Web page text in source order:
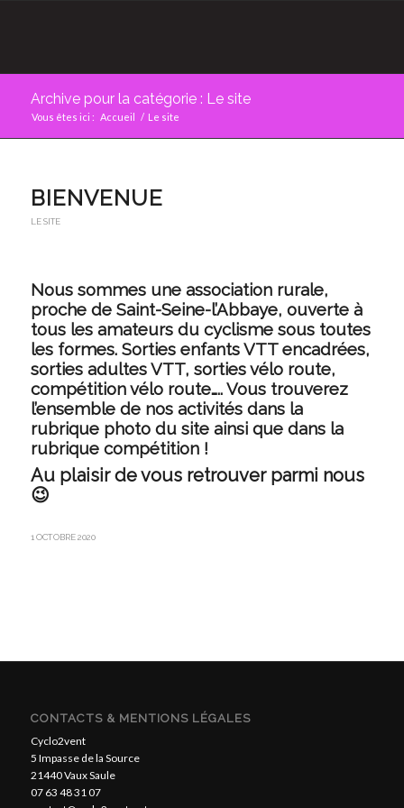
Archive pour la catégorie : Le site
Vous êtes ici : Accueil / Le site
BIENVENUE
LE SITE
Nous sommes une association rurale,
proche de Saint-Seine-l’Abbaye, ouverte à
tous les amateurs du cyclisme sous toutes
les formes. Sorties enfants VTT encadrées,
sorties adultes VTT, sorties vélo route,
compétition vélo route….. Vous trouverez
l’ensemble de nos activités dans la
rubrique photo du site ainsi que dans la
rubrique compétition !
Au plaisir de vous retrouver parmi nous
😉
1 OCTOBRE 2020
CONTACTS & MENTIONS LÉGALES
Cyclo2vent
5 Impasse de la Source
21440 Vaux Saule
07 63 48 31 07